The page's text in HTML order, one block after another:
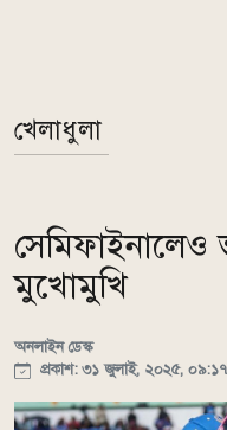
খেলাধুলা
সেমিফাইনালেও
মুখোমুখি
অনলাইন ডেস্ক
প্রকাশ: ৩১ জুলাই, ২০২৫, ০৯:১৭